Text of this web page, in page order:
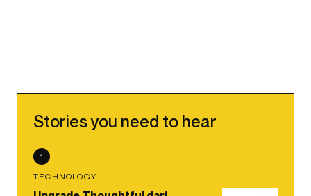
Stories you need to hear
1
TECHNOLOGY